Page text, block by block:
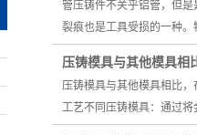
管压铸件不关乎铝管，但
裂痕也是工具受损的一种
压铸模具与其他模具相
压铸模具与其他模具相比
工艺不同压铸模具：通过